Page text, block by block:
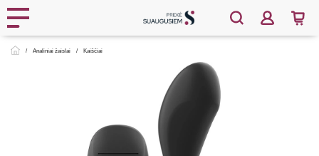
Analiniai žaislai Kaiščiai